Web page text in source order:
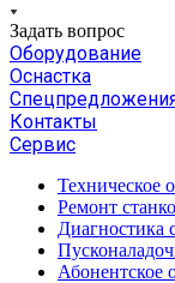
Задать вопрос
Оборудование
Оснастка
Контакты
Сервис
Техническое
Ремонт
Диагностика
Абонентское